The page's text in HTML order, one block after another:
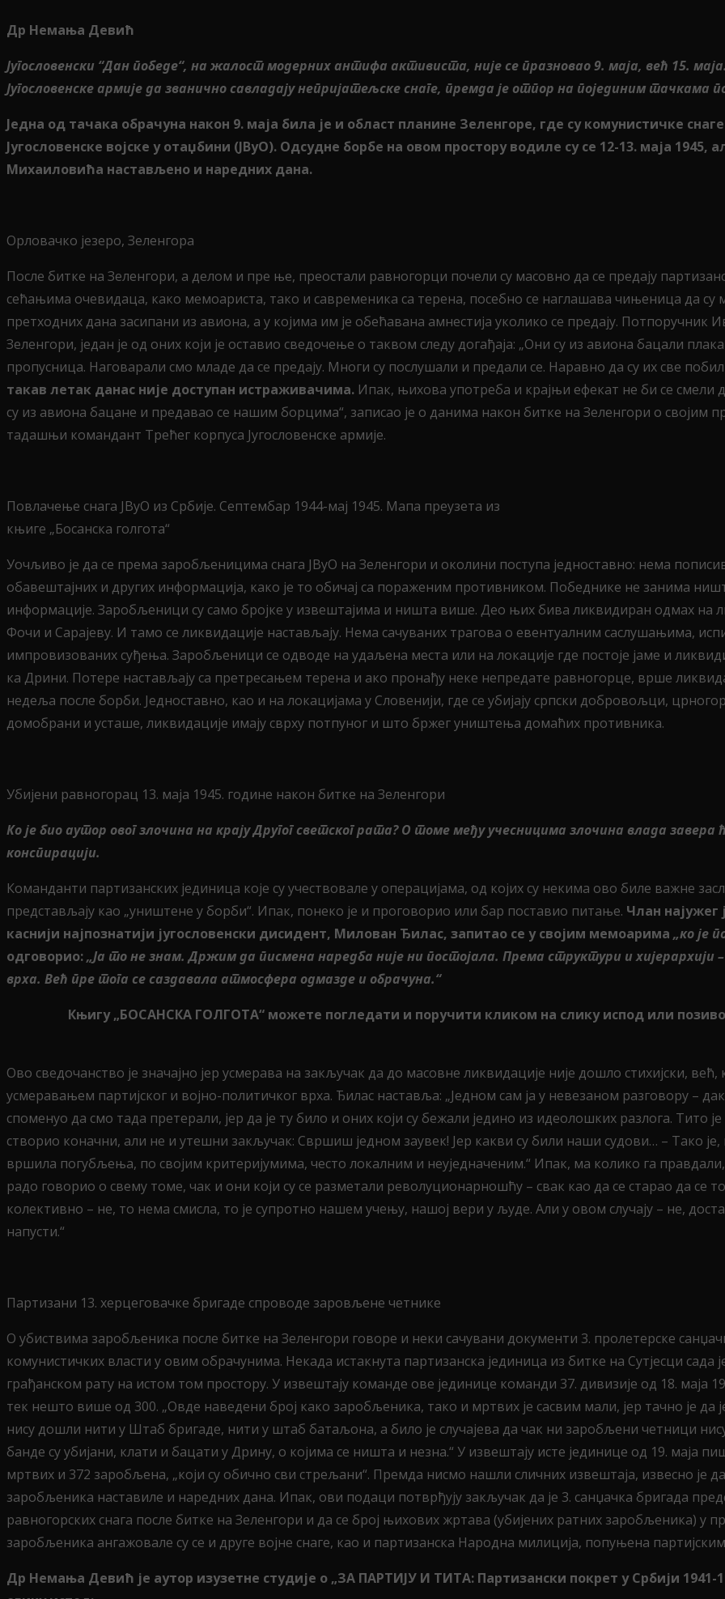
Др Немања Девић
Југословенски “Дан победе“, на жалост модерних антифа активиста, није се празновао 9. маја, већ 15.
Југословенске армије да званично савладају непријатељске снаге, премда је отпор на појединим тачкама
Једна од тачака обрачуна након 9. маја била је и област планине Зеленгоре, где су комунистичке
Југословенске војске у отаџбини (ЈВуО). Одсудне борбе на овом простору водиле су се 12-13. маја 1945,
Михаиловића настављено и наредних дана.
Орловачко језеро, Зеленгора
После битке на Зеленгори, а делом и пре ње, преостали равногорци почели су масовно да се предају
сећањима очевидаца, како мемоариста, тако и савременика са терена, посебно се наглашава чињеница да су
претходних дана засипани из авиона, а у којима им је обећавана амнестија уколико се предају.
Зеленгори, један је од оних који је оставио сведочење о таквом следу догађаја: „Они су из авиона бацали
пропусница. Наговарали смо младе да се предају. Многи су послушали и предали се. Наравно да су их све
такав летак данас није доступан истраживачима. Ипак, њихова употреба и крајњи ефекат не би се смели
су из авиона бацане и предавао се нашим борцима“, записао је о данима након битке на Зеленгори о својим
тадашњи командант Трећег корпуса Југословенске армије.
Повлачење снага ЈВуО из Србије. Септембар 1944-мај 1945. Мапа преузета из
књиге „Босанска голгота“
Уочљиво је да се према заробљеницима снага ЈВуО на Зеленгори и околини поступа једноставно: нема
обавештајних и других информација, како је то обичај са пораженим противником. Победнике не занима
информације. Заробљеници су само бројке у извештајима и ништа више. Део њих бива ликвидиран одмах на
Фочи и Сарајеву. И тамо се ликвидације настављају. Нема сачуваних трагова о евентуалним саслушањима,
импровизованих суђења. Заробљеници се одводе на удаљена места или на локације где постоје јаме и
ка Дрини. Потере настављају са претресањем терена и ако пронађу неке непредате равногорце, врше
недеља после борби. Једноставно, као и на локацијама у Словенији, где се убијају српски добровољци,
домобрани и усташе, ликвидације имају сврху потпуног и што бржег уништења домаћих противника.
Убијени равногорац 13. маја 1945. године након битке на Зеленгори
Ко је био аутор овог злочина на крају Другог светског рата? О томе међу учесницима злочина влада
конспирацији.
Команданти партизанских јединица које су учествовале у операцијама, од којих су некима ово биле важне
представљају као „уништене у борби“. Ипак, понеко је и проговорио или бар поставио питање. Члан најужег
каснији најпознатији југословенски дисидент, Милован Ђилас, запитао се у својим мемоарима „ко је
одговорио:„Ја то не знам. Држим да писмена наредба није ни постојала. Према структури и
врха. Већ пре тога се саздавала атмосфера одмазде и обрачуна.“
Књигу „БОСАНСКА ГОЛГОТА“ можете погледати и поручити кликом на слику испод или
Oво сведочанство је значајно јер усмерава на закључак да до масовне ликвидације није дошло стихијски,
усмеравањем партијског и војно-политичког врха. Ђилас наставља: „Једном сам ја у невезаном разговору –
споменуо да смо тада претерали, јер да је ту било и оних који су бежали једино из идеолошких разлога. Тито
створио коначни, али не и утешни закључак: Свршиш једном заувек! Јер какви су били наши судови… – Тако је,
вршила погубљења, по својим критеријумима, често локалним и неуједначеним.“ Ипак, ма колико га
радо говорио о свему томе, чак и они који су се разметали револуционарношћу – свак као да се старао да се
колективно – не, то нема смисла, то је супротно нашем учењу, нашој вери у људе. Али у овом случају – не,
напусти.“
Партизани 13. херцеговачке бригаде спроводе заровљене четнике
O убиствима заробљеника после битке на Зеленгори говоре и неки сачувани документи 3. пролетерске
комунистичких власти у овим обрачунима. Некада истакнута партизанска јединица из битке на Сутјесци сада
грађанском рату на истом том простору. У извештају команде ове јединице команди 37. дивизије од 18. маја
тек нешто више од 300. „Овде наведени број како заробљеника, тако и мртвих је сасвим мали, јер тачно је
нису дошли нити у Штаб бригаде, нити у штаб батаљона, а било је случајева да чак ни заробљени четници
банде су убијани, клати и бацати у Дрину, о којима се ништа и незна.“ У извештају исте јединице од 19. маја
мртвих и 372 заробљена, „који су обично сви стрељани“. Премда нисмо нашли сличних извештаја, извесно је
заробљеника наставиле и наредних дана. Ипак, ови подаци потврђују закључак да је 3. санџачка бригада
равногорских снага после битке на Зеленгори и да се број њихових жртава (убијених ратних заробљеника) у
заробљеника ангажовале су се и друге војне снаге, као и партизанска Народна милиција, попуњена
Др Немања Девић је аутор изузетне студије о „ЗА ПАРТИЈУ И ТИТА: Партизански покрет у Србији